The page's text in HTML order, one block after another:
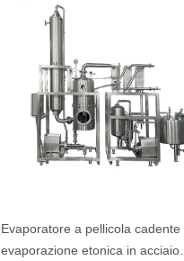
Evaporatore a pellicola cadente
evaporazione etonica in acciaio